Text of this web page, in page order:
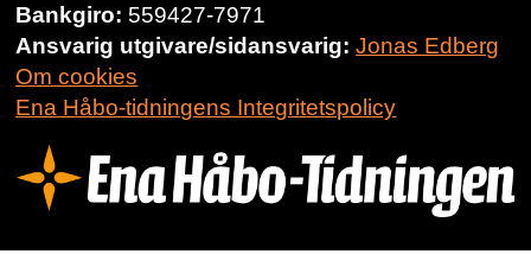
Bankgiro: 559427-7971
Ansvarig utgivare/sidansvarig: Jonas Edberg
Om cookies
Ena Håbo-tidningens Integritetspolicy